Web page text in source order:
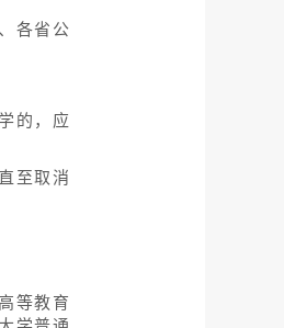
各省公
的，应
至取消
等教育